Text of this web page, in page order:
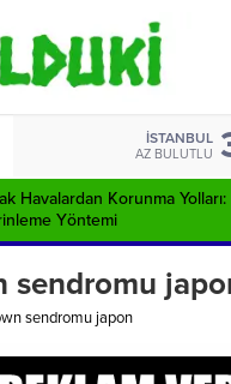
İSTANBUL
AZ BULUTLU
Havalardan Korunma
Yöntemi
sendromu
sendromu japon